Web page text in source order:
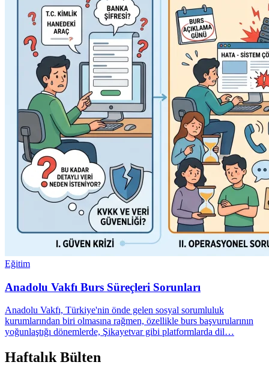
Eğitim
Anadolu Vakfı Burs Süreçleri Sorunları
Anadolu Vakfı, Türkiye'nin önde gelen sosyal sorumluluk
kurumlarından biri olmasına rağmen, özellikle burs başvurularının
yoğunlaştığı dönemlerde, Şikayetvar gibi platformlarda dil…
Haftalık Bülten